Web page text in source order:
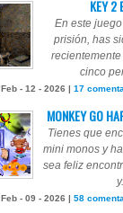
KEY 2
En este
prisión, has
cinco
Feb - 12 - 2026 | 17
MONKEY GO
Tienes que
mini monos y
sea feliz
y...
Feb - 09 - 2026 | 58